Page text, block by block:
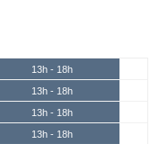
13h - 18h
13h - 18h
13h - 18h
13h - 18h